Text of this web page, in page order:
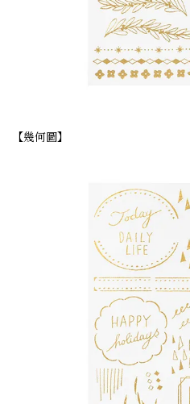
【幾何圖】